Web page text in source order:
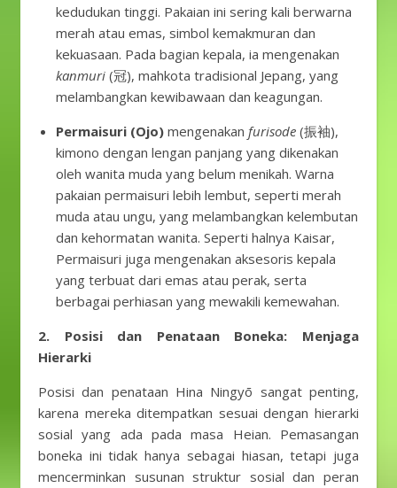
kedudukan tinggi. Pakaian ini sering kali berwarna
merah atau emas, simbol kemakmuran dan
kekuasaan. Pada bagian kepala, ia mengenakan
kanmuri (冠), mahkota tradisional Jepang, yang
melambangkan kewibawaan dan keagungan.
Permaisuri (Ojo) mengenakan furisode (振袖),
kimono dengan lengan panjang yang dikenakan
oleh wanita muda yang belum menikah. Warna
pakaian permaisuri lebih lembut, seperti merah
muda atau ungu, yang melambangkan kelembutan
dan kehormatan wanita. Seperti halnya Kaisar,
Permaisuri juga mengenakan aksesoris kepala
yang terbuat dari emas atau perak, serta
berbagai perhiasan yang mewakili kemewahan.
2. Posisi dan Penataan Boneka: Menjaga
Hierarki
Posisi dan penataan Hina Ningyō sangat penting,
karena mereka ditempatkan sesuai dengan hierarki
sosial yang ada pada masa Heian. Pemasangan
boneka ini tidak hanya sebagai hiasan, tetapi juga
mencerminkan susunan struktur sosial dan peran